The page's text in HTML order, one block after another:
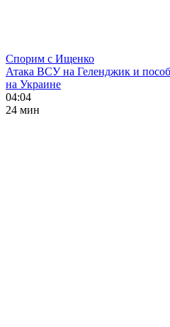
Спорим с Ищенко
Атака ВСУ на Геленджик и
на Украине
04:04
24 мин